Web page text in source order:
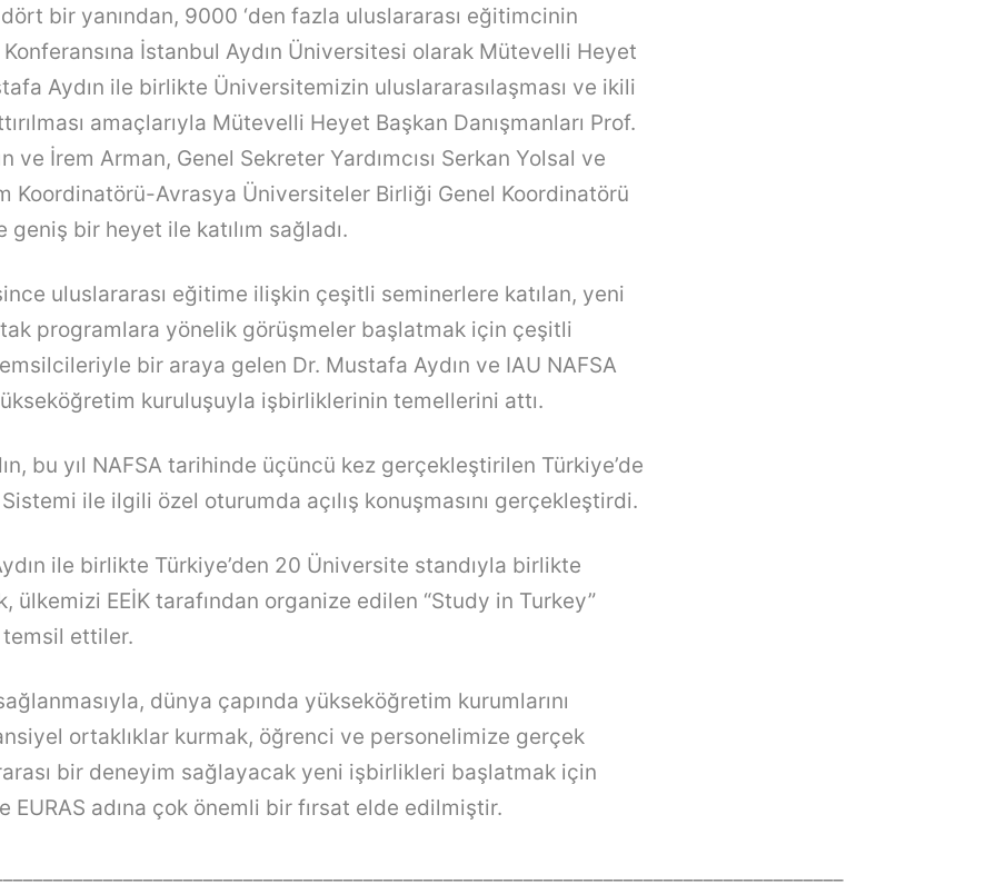
dört bir yanından, 9000 ‘den fazla uluslararası eğitimcinin
Konferansına İstanbul Aydın Üniversitesi olarak Mütevelli Heyet
Aydın ile birlikte Üniversitemizin uluslararasılaşması ve ikili
amaçlarıyla Mütevelli Heyet Başkan Danışmanları Prof.
ve İrem Arman, Genel Sekreter Yardımcısı Serkan Yolsal ve
Koordinatörü-Avrasya Üniversiteler Birliği Genel Koordinatörü
geniş bir heyet ile katılım sağladı.
uluslararası eğitime ilişkin çeşitli seminerlere katılan, yeni
programlara yönelik görüşmeler başlatmak için çeşitli
bir araya gelen Dr. Mustafa Aydın ve IAU NAFSA
kuruluşuyla işbirliklerinin temellerini attı.
bu yıl NAFSA tarihinde üçüncü kez gerçekleştirilen Türkiye’de
ile ilgili özel oturumda açılış konuşmasını gerçekleştirdi.
ile birlikte Türkiye’den 20 Üniversite standıyla birlikte
ülkemizi EEİK tarafından organize edilen “Study in Turkey”
ettiler.
dünya çapında yükseköğretim kurumlarını
ortaklıklar kurmak, öğrenci ve personelimize gerçek
bir deneyim sağlayacak yeni işbirlikleri başlatmak için
EURAS adına çok önemli bir fırsat elde edilmiştir.